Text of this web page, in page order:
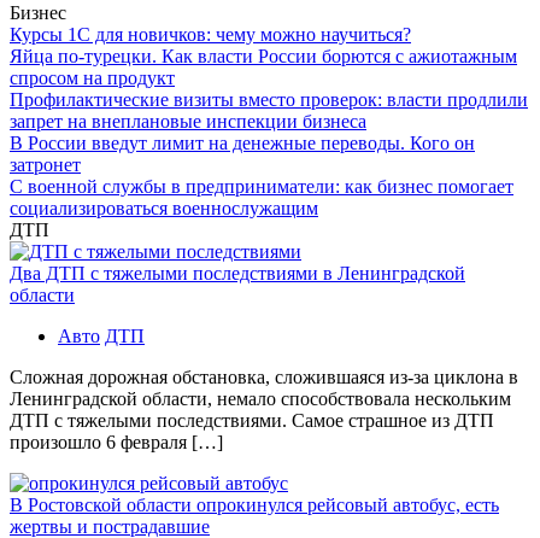
Бизнес
Курсы 1С для новичков: чему можно научиться?
Яйца по-турецки. Как власти России борются с ажиотажным
спросом на продукт
Профилактические визиты вместо проверок: власти продлили
запрет на внеплановые инспекции бизнеса
В России введут лимит на денежные переводы. Кого он
затронет
С военной службы в предприниматели: как бизнес помогает
социализироваться военнослужащим
ДТП
Два ДТП с тяжелыми последствиями в Ленинградской
области
Авто ДТП
Сложная дорожная обстановка, сложившаяся из-за циклона в
Ленинградской области, немало способствовала нескольким
ДТП с тяжелыми последствиями. Самое страшное из ДТП
произошло 6 февраля […]
В Ростовской области опрокинулся рейсовый автобус, есть
жертвы и пострадавшие